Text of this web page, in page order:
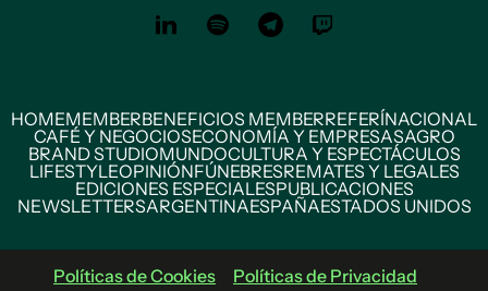
HOMEMEMBERBENEFICIOS MEMBERREFERÍNACIONAL
CAFÉ Y NEGOCIOSECONOMÍA Y EMPRESASAGRO
BRAND STUDIOMUNDOCULTURA Y ESPECTÁCULOS
LIFESTYLEOPINIÓNFÚNEBRESREMATES Y LEGALES
EDICIONES ESPECIALESPUBLICACIONES
NEWSLETTERSARGENTINAESPAÑAESTADOS UNIDOS
Políticas de Cookies Políticas de Privacidad